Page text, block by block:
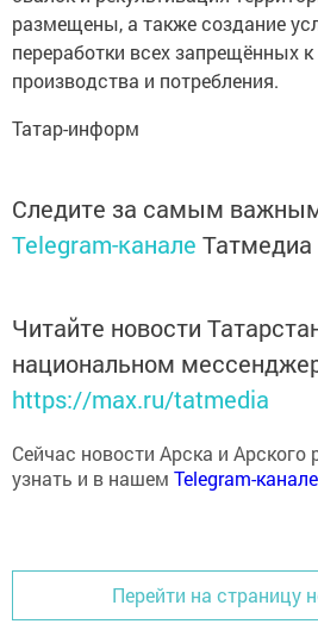
размещены, а также создание
переработки всех запрещённых
производства и потребления.
Татар-информ
Следите за самым
Telegram-канале Татмедиа
Читайте новости
национальном
https://max.ru/tatmedia
Сейчас новости Арска и
узнать и в нашемTelegram-канале
Перейти на страницу